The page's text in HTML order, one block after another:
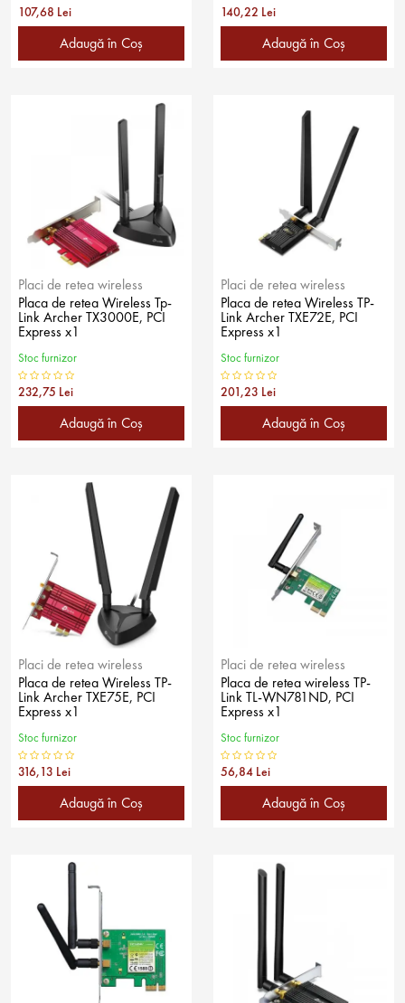
107,68 Lei
Adaugă în Coş
140,22 Lei
Adaugă în Coş
Placi de retea wireless
Placa de retea Wireless Tp-
Link Archer TX3000E, PCI
Express x1
Stoc furnizor
232,75 Lei
Adaugă în Coş
Placi de retea wireless
Placa de retea Wireless TP-
Link Archer TXE72E, PCI
Express x1
Stoc furnizor
201,23 Lei
Adaugă în Coş
Placi de retea wireless
Placa de retea Wireless TP-
Link Archer TXE75E, PCI
Express x1
Stoc furnizor
316,13 Lei
Adaugă în Coş
Placi de retea wireless
Placa de retea wireless TP-
Link TL-WN781ND, PCI
Express x1
Stoc furnizor
56,84 Lei
Adaugă în Coş